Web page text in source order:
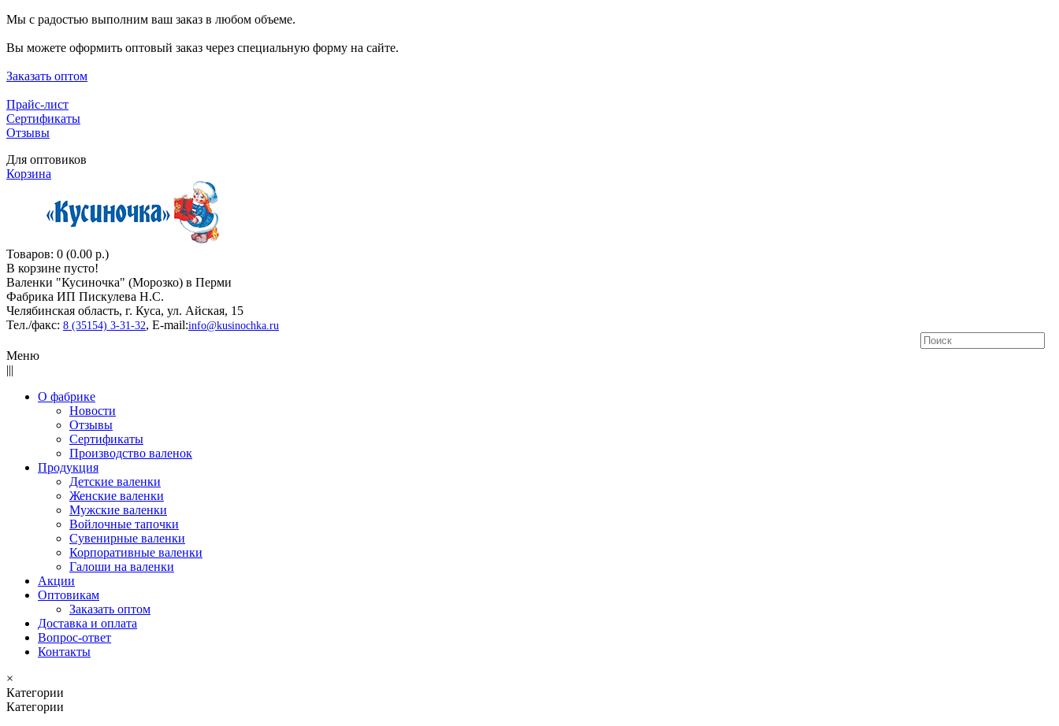
Мы с радостью выполним ваш заказ в любом объеме.
Вы можете оформить оптовый заказ через специальную форму на сайте.
Заказать оптом
Прайс-лист
Сертификаты
Отзывы
Для оптовиков
Корзина
Товаров: 0 (0.00 р.)
В корзине пусто!
Валенки "Кусиночкa" (Морозко) в Перми
Фабрика ИП Пискулева Н.С.
Челябинская область, г. Куса, ул. Айская, 15
Тел./факс: 8 (35154) 3-31-32, E-mail:info@kusinochka.ru
Меню
|||
О фабрике
Новости
Отзывы
Сертификаты
Производство валенок
Продукция
Детские валенки
Женские валенки
Мужские валенки
Войлочные тапочки
Сувенирные валенки
Корпоративные валенки
Галоши на валенки
Акции
Оптовикам
Заказать оптом
Доставка и оплата
Вопрос-ответ
Контакты
×
Категории
Категории